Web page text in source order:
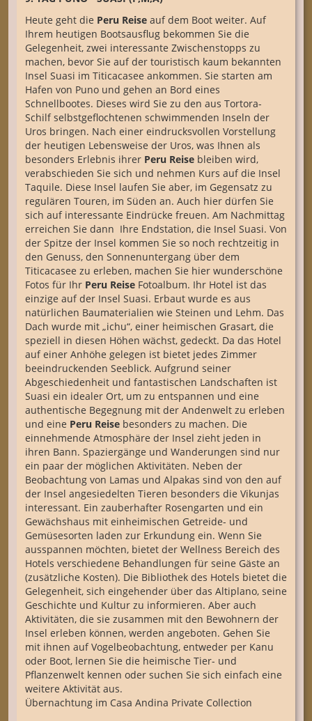
Heute geht die Peru Reise auf dem Boot weiter. Auf
Ihrem heutigen Bootsausflug bekommen Sie die
Gelegenheit, zwei interessante Zwischenstopps zu
machen, bevor Sie auf der touristisch kaum bekannten
Insel Suasi im Titicacasee ankommen. Sie starten am
Hafen von Puno und gehen an Bord eines
Schnellbootes. Dieses wird Sie zu den aus Tortora-
Schilf selbstgeflochtenen schwimmenden Inseln der
Uros bringen. Nach einer eindrucksvollen Vorstellung
der heutigen Lebensweise der Uros, was Ihnen als
besonders Erlebnis ihrer Peru Reise bleiben wird,
verabschieden Sie sich und nehmen Kurs auf die Insel
Taquile. Diese Insel laufen Sie aber, im Gegensatz zu
regulären Touren, im Süden an. Auch hier dürfen Sie
sich auf interessante Eindrücke freuen. Am Nachmittag
erreichen Sie dann Ihre Endstation, die Insel Suasi. Von
der Spitze der Insel kommen Sie so noch rechtzeitig in
den Genuss, den Sonnenuntergang über dem
Titicacasee zu erleben, machen Sie hier wunderschöne
Fotos für Ihr Peru Reise Fotoalbum. Ihr Hotel ist das
einzige auf der Insel Suasi. Erbaut wurde es aus
natürlichen Baumaterialien wie Steinen und Lehm. Das
Dach wurde mit „ichu“, einer heimischen Grasart, die
speziell in diesen Höhen wächst, gedeckt. Da das Hotel
auf einer Anhöhe gelegen ist bietet jedes Zimmer
beeindruckenden Seeblick. Aufgrund seiner
Abgeschiedenheit und fantastischen Landschaften ist
Suasi ein idealer Ort, um zu entspannen und eine
authentische Begegnung mit der Andenwelt zu erleben
und eine Peru Reise besonders zu machen. Die
einnehmende Atmosphäre der Insel zieht jeden in
ihren Bann. Spaziergänge und Wanderungen sind nur
ein paar der möglichen Aktivitäten. Neben der
Beobachtung von Lamas und Alpakas sind von den auf
der Insel angesiedelten Tieren besonders die Vikunjas
interessant. Ein zauberhafter Rosengarten und ein
Gewächshaus mit einheimischen Getreide- und
Gemüsesorten laden zur Erkundung ein. Wenn Sie
ausspannen möchten, bietet der Wellness Bereich des
Hotels verschiedene Behandlungen für seine Gäste an
(zusätzliche Kosten). Die Bibliothek des Hotels bietet die
Gelegenheit, sich eingehender über das Altiplano, seine
Geschichte und Kultur zu informieren. Aber auch
Aktivitäten, die sie zusammen mit den Bewohnern der
Insel erleben können, werden angeboten. Gehen Sie
mit ihnen auf Vogelbeobachtung, entweder per Kanu
oder Boot, lernen Sie die heimische Tier- und
Pflanzenwelt kennen oder suchen Sie sich einfach eine
weitere Aktivität aus.
Übernachtung im Casa Andina Private Collection